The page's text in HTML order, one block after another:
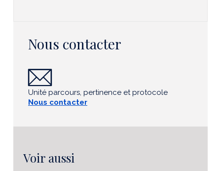
Nous contacter
Unité parcours, pertinence et protocole
Nous contacter
Voir aussi